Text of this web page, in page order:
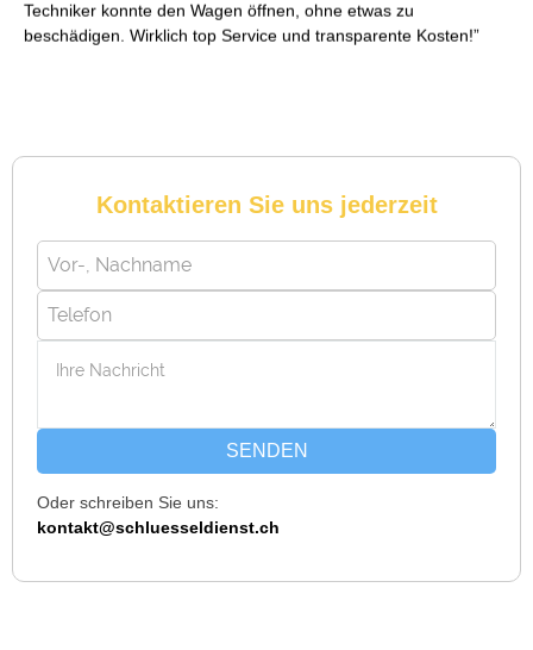
Techniker konnte den Wagen öffnen, ohne etwas zu
beschädigen. Wirklich top Service und transparente Kosten!
schon, sie müsste aufgebrochen werden, aber der Fachmann
Michael B. aus Bassersdorf
Service rufen. Techniker war schnell da, aber das Ersatzteil
Kontaktieren Sie uns jederzeit
SENDEN
Oder schreiben Sie uns:
kontakt@schluesseldienst.ch